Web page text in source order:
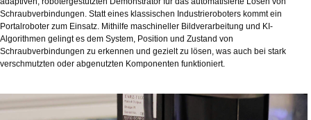
Schraubverbindungen. Statt eines klassischen Industrieroboters kommt ein
Portalroboter zum Einsatz. Mithilfe maschineller Bildverarbeitung und KI-
Algorithmen gelingt es dem System, Position und Zustand von
Schraubverbindungen zu erkennen und gezielt zu lösen, was auch bei stark
verschmutzten oder abgenutzten Komponenten funktioniert.